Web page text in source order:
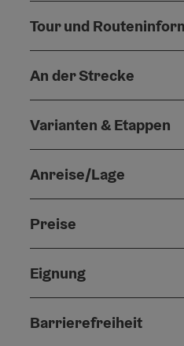
Tour und
An der Strecke
Varianten & Etappen
Anreise/Lage
Preise
Eignung
Barrierefreiheit